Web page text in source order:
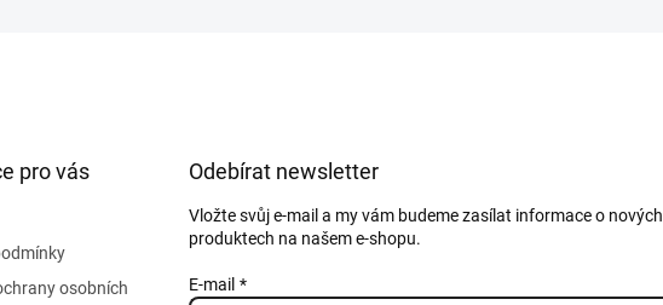
pro vás
osobních
Odebírat newsletter
Vložte svůj e-mail a my vám budeme zasílat informace o nových
produktech na našem e-shopu.
E-mail